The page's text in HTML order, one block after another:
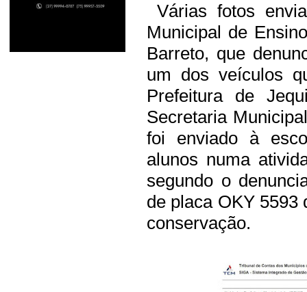
Várias fotos
Municipal de
Barreto, que
um dos veículos
Prefeitura de
Secretaria
foi enviado à
alunos numa
segundo o
de placa OKY 5593
conservação.